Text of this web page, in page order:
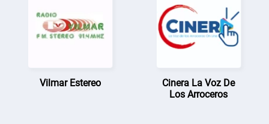
Vilmar Estereo
Cinera La Voz De
Los Arroceros